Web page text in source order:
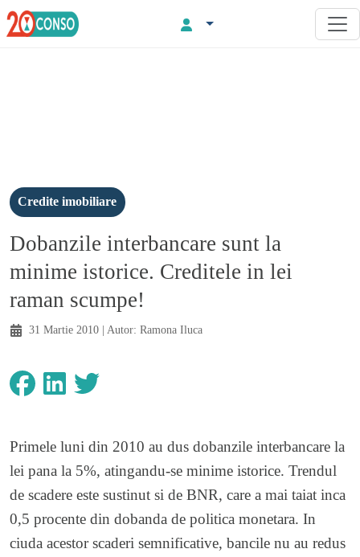
Credite imobiliare
Dobanzile interbancare sunt la
minime istorice. Creditele in lei
raman scumpe!
31 Martie 2010 | Autor: Ramona Iluca
Primele luni din 2010 au dus dobanzile interbancare la
lei pana la 5%, atingandu-se minime istorice. Trendul
de scadere este sustinut si de BNR, care a mai taiat inca
0,5 procente din dobanda de politica monetara. In
ciuda acestor scaderi semnificative, bancile nu au redus